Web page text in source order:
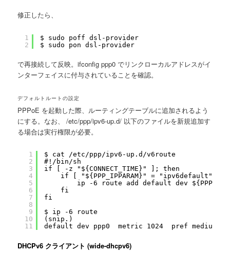
修正したら、
1
2
$ sudo poff dsl-provider
$ sudo pon dsl-provider
で再接続して反映。ifconfig ppp0 でリンクローカルアドレスがイ
ンターフェイスに付与されていることを確認。
デフォルトルートの設定
PPPoE を起動した際、ルーティングテーブルに追加されるよう
にする。なお、 /etc/ppp/ipv6-up.d/ 以下のファイルを新規追加す
る場合は実行権限が必要。
1
2
3
4
5
6
7
8
9
10
11
$ cat /etc/ppp/ipv6-up.d/v6route
#!/bin/sh
if [ -z "${CONNECT_TIME}" ]; then
if [ "${PPP_IPPARAM}" = "ipv6default" ];
ip -6 route add default dev
fi
fi
$ ip -6 route
(snip.)
default dev ppp0  metric 1024  pref medium
DHCPv6 クライアント (wide-dhcpv6)